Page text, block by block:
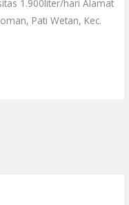
1.900liter/hari Alamat
Pati Wetan, Kec.